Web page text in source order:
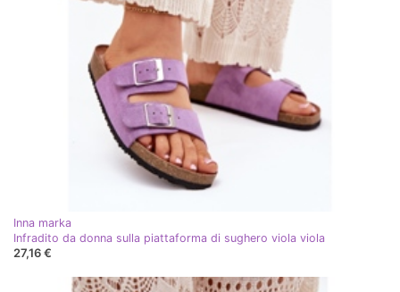
Inna marka
Infradito da donna sulla piattaforma di sughero viola viola
27,16 €